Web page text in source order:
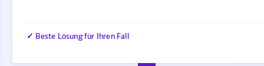
✓ Beste Lösung für Ihren Fall